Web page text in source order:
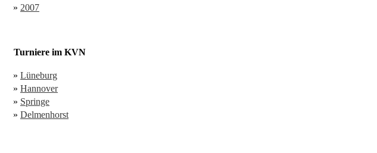
» 2007
Turniere im KVN
» Lüneburg
» Hannover
» Springe
» Delmenhorst